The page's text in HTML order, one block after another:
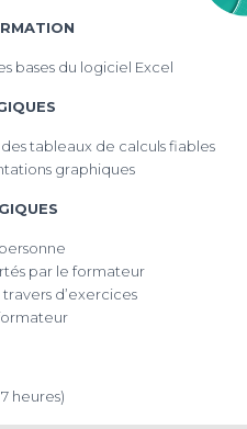
bases du logiciel Excel
tableaux de calculs fiables
graphiques
par le formateur
d’exercices
heures)